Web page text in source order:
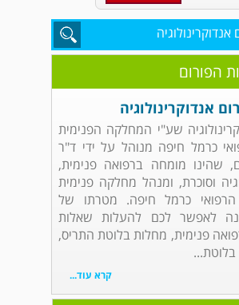
אנדוקרינולוגיה
הפורום
אנדוקרינולוגיה
שע"י המחלקה הפנימית
כרמל חיפה מנוהל על ידי ד"ר
שהינו מומחה ברפואה פנימית,
וסוכרת, ומנהל מחלקה פנימית
כרמל חיפה. מטרתו של
לאפשר לכם להעלות שאלות
פנימית, מחלות בלוטת התריס,
בלוטת...
קרא עוד...